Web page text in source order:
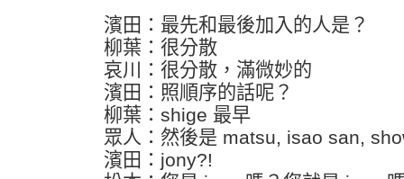
濱田：最先和最後加入的人是？
柳葉：很分散
哀川：很分散，滿微妙的
濱田：照順序的話呢？
柳葉：shige 最早
眾人：然後是 matsu, isao san,
濱田：jony?!